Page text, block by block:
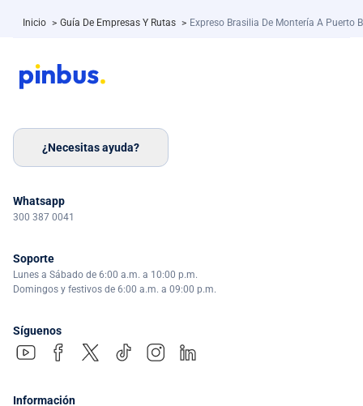
Inicio > Guía De Empresas Y Rutas > Expreso Brasilia De Montería A Puerto
¿Necesitas ayuda?
Whatsapp
300 387 0041
Soporte
Lunes a Sábado de 6:00 a.m. a 10:00 p.m.
Domingos y festivos de 6:00 a.m. a 09:00 p.m.
Síguenos
Información